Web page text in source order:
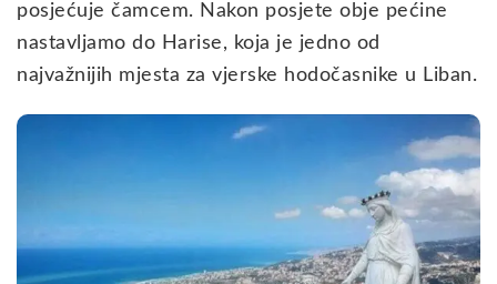
posjećuje čamcem. Nakon posjete obje pećine
nastavljamo do Harise, koja je jedno od
najvažnijih mjesta za vjerske hodočasnike u Liban.